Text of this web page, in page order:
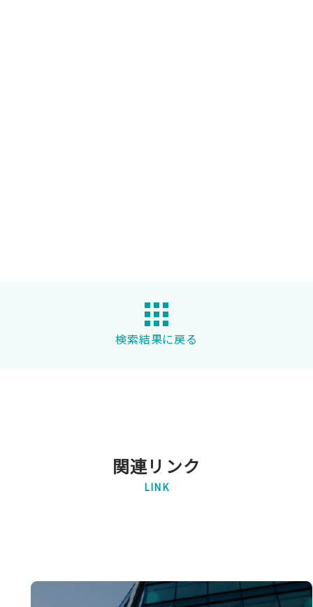
検索結果に戻る
関連リンク
LINK